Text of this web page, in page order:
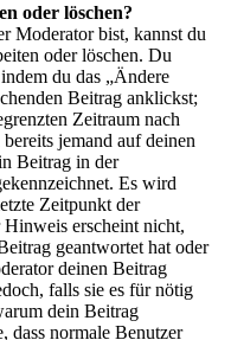
oder löschen?
Moderator bist, kannst du
oder löschen. Du
du das „Ändere
Beitrag anklickst;
Zeitraum nach
jemand auf deinen
Beitrag in der
Es wird
Zeitpunkt der
erscheint nicht,
geantwortet hat oder
deinen Beitrag
falls sie es für nötig
dein Beitrag
dass normale Benutzer